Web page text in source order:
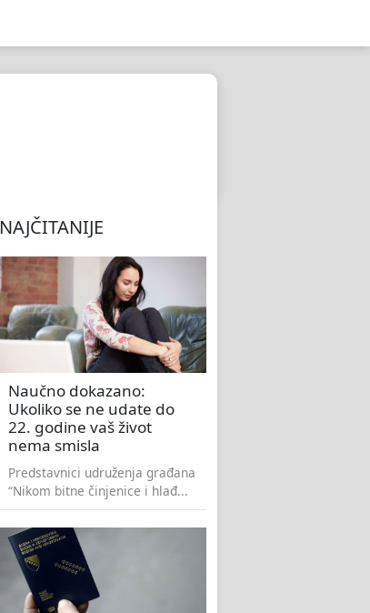
NAJČITANIJE
Naučno dokazano:
Ukoliko se ne udate do
22. godine vaš život
nema smisla
Predstavnici udruženja građana
“Nikom bitne činjenice i hlađ...